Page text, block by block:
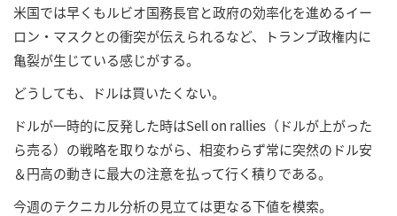
米国では早くもルビオ国務長官と政府の効率化を進めるイー
ロン・マスクとの衝突が伝えられるなど、トランプ政権内に
亀裂が生じている感じがする。
どうしても、ドルは買いたくない。
ドルが一時的に反発した時はSell on rallies（ドルが上がった
ら売る）の戦略を取りながら、相変わらず常に突然のドル安
＆円高の動きに最大の注意を払って行く積りである。
今週のテクニカル分析の見立ては更なる下値を模索。